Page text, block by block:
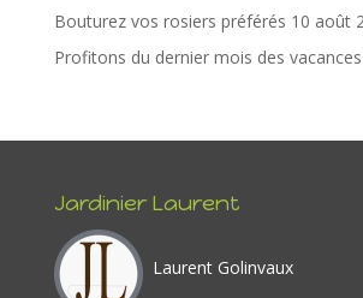
Bouturez vos rosiers préférés 10 août
Profitons du dernier mois des vacances
Jardinier Laurent
Laurent Golinvaux